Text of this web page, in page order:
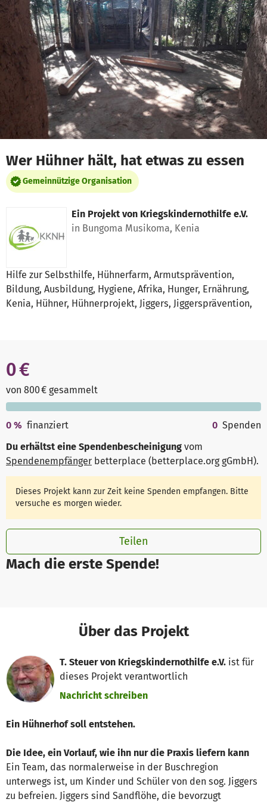
Zum Hauptinhalt springen
Erklärung zur Barrierefreiheit anzeigen
Wer Hühner hält, hat etwas zu essen
Gemeinnützige Organisation
Ein Projekt von Kriegskindernothilfe e.V.
in Bungoma Musikoma, Kenia
Hilfe zur Selbsthilfe, Hühnerfarm, Armutsprävention,
Bildung, Ausbildung, Hygiene, Afrika, Hunger, Ernährung,
Kenia, Hühner, Hühnerprojekt, Jiggers, Jiggersprävention,
Mach die erste Spende!
0 €
von 800 € gesammelt
0 % finanziert 0 Spenden
Du erhältst eine Spendenbescheinigung vom
Spendenempfänger betterplace (betterplace.org gGmbH).
Dieses Projekt kann zur Zeit keine Spenden empfangen. Bitte
versuche es morgen wieder.
Teilen
Über das Projekt
T. Steuer von Kriegskindernothilfe e.V. ist für
dieses Projekt verantwortlich
Nachricht schreiben
Ein Hühnerhof soll entstehen.
Die Idee, ein Vorlauf, wie ihn nur die Praxis liefern kann
Ein Team, das normalerweise in der Buschregion
unterwegs ist, um Kinder und Schüler von den sog. Jiggers
zu befreien. Jiggers sind Sandflöhe, die bevorzugt